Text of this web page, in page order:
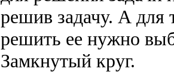
решив задачу. А для
решить ее нужно
Замкнутый круг.